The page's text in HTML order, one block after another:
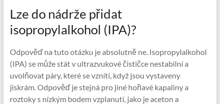
Lze do nádrže přidat
isopropylalkohol (IPA)?
Odpověď na tuto otázku je absolutně ne. Isopropylalkohol
(IPA) se může stát v ultrazvukové čističce nestabilní a
uvolňovat páry, které se vznítí, když jsou vystaveny
jiskrám. Odpověď je stejná pro jiné hořlavé kapaliny a
roztoky s nízkým bodem vzplanutí, jako je aceton a